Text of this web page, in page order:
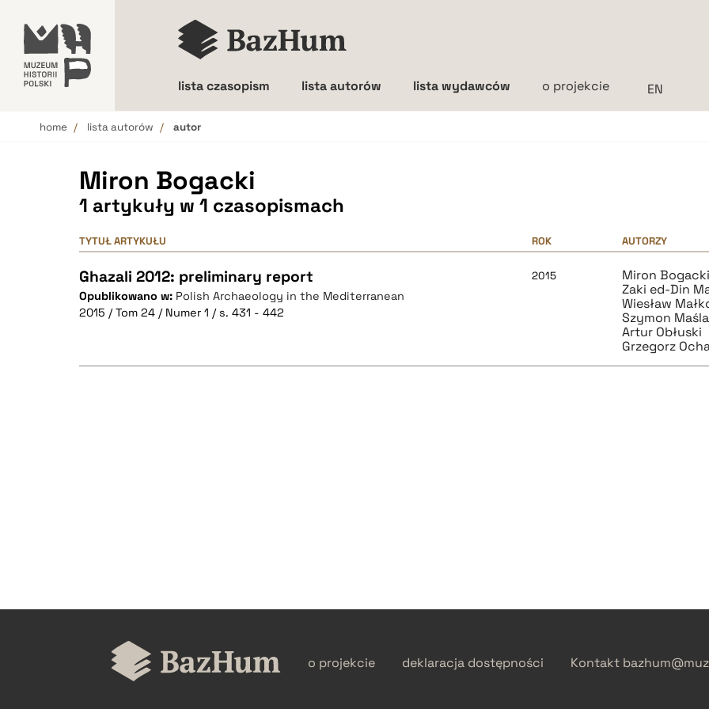
lista czasopism lista autorów lista wydawców o projekcie
home lista autorów autor
Miron Bogacki
1 artykuły w 1 czasopismach
TYTUŁ ARTYKUŁU ROK AUTORZY
Ghazali 2012: preliminary report
Opublikowano w: Polish Archaeology in the Mediterranean
2015 / Tom 24 / Numer 1 / s. 431 - 442
2015
Miron Bogacki
Zaki ed-Din
Wiesław
Szymon
Artur Obłuski
Grzegorz
o projekcie deklaracja dostępności Kontakt